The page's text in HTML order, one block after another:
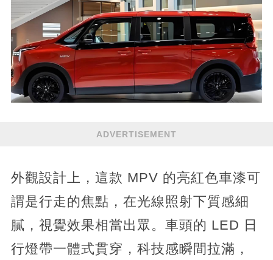
ADVERTISEMENT
外觀設計上，這款 MPV 的亮紅色車漆可
謂是行走的焦點，在光線照射下質感細
膩，視覺效果相當出眾。車頭的 LED 日
行燈帶一體式貫穿，科技感瞬間拉滿，